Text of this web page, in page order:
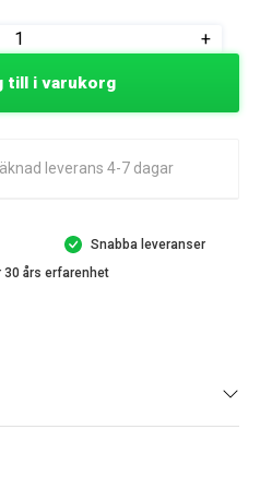
+
till i varukorg
leverans 4-7 dagar
Snabba leveranser
30 års erfarenhet